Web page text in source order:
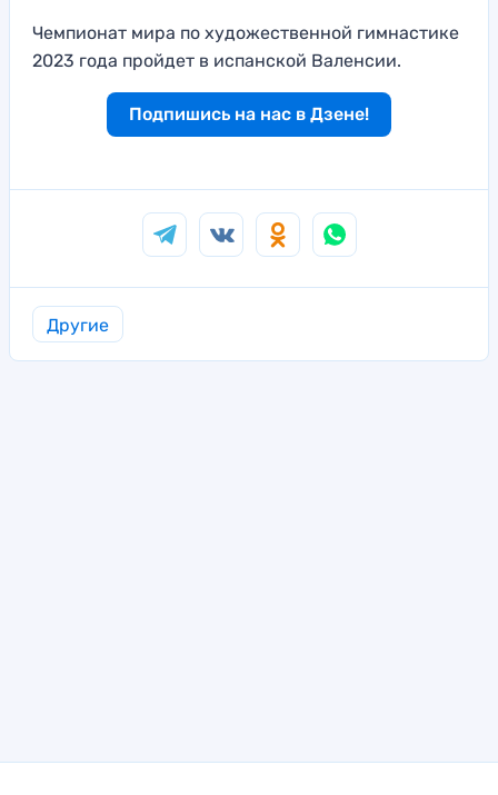
Чемпионат мира по художественной гимнастике
2023 года пройдет в испанской Валенсии.
Подпишись на нас в Дзене!
Другие